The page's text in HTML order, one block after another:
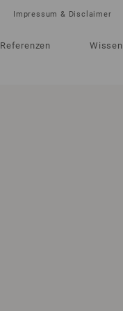
Referenzen Wissen
Impressum & Disclaimer